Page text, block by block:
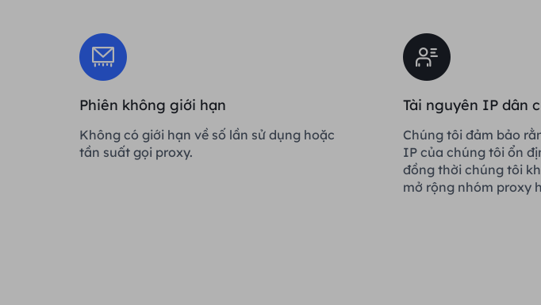
Phiên không giới hạn
Không có giới hạn về số lần sử dụng hoặc
tần suất gọi proxy.
Tài nguyên IP dân
Chúng tôi đảm bảo
IP của chúng tôi ổn
đồng thời chúng tôi
mở rộng nhóm proxy